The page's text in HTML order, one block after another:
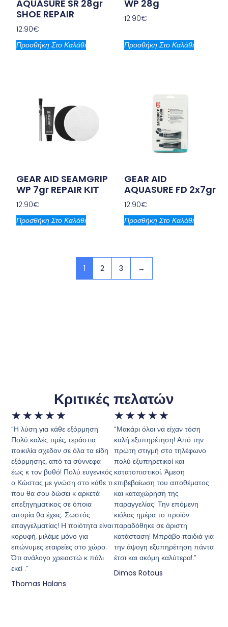
AQUASURE SR 28gr
SHOE REPAIR
12.90€
Προσθήκη Στο Καλάθι
WP 28g
12.90€
Προσθήκη Στο Καλάθι
GEAR AID SEAMGRIP
WP 7gr REPAIR ΚΙΤ
12.90€
Προσθήκη Στο Καλάθι
GEAR AID
AQUASURE FD 2x7gr
12.90€
Προσθήκη Στο Καλάθι
1 2 3 →
Κριτικές πελατών
★ ★ ★ ★ ★
“Η λύση για κάθε εξόρμηση!
Πολύ καλές τιμές, τεράστια
ποικιλία σχεδον σε όλα τα είδη
εξόρμησης, από τα σύννεφα
έως κ τον βυθό! Πολύ ευγενικός
ο Κώστας με γνώση στο κάθε τι
που θα σου δώσει κ αρκετά
επεξηγηματικος σε όποια
απορία θα έχεις. Σωστός
επαγγελματίας! Η ποιότητα είναι
κορυφή, μιλάμε μόνο για
επώνυμες εταιρείες στο χώρο.
Ότι ανάλογο χρειαστώ κ πάλι
εκεί .”
Thomas Halans
★ ★ ★ ★ ★
“Μακάρι όλοι να είχαν τόση
καλή εξυπηρέτηση! Από την
πρώτη στιγμή στο τηλέφωνο
πολύ εξυπηρετικοί και
κατατοπιστικοί. Άμεση
επιβεβαίωση του αποθέματος
και καταχώρηση της
παραγγελίας! Την επόμενη
κιόλας ημέρα το προϊόν
παραδόθηκε σε άριστη
κατάσταση! Μπράβο παιδιά για
την άψογη εξυπηρέτηση πάντα
έτσι και ακόμη καλύτερα!.”
Dimos Rotous